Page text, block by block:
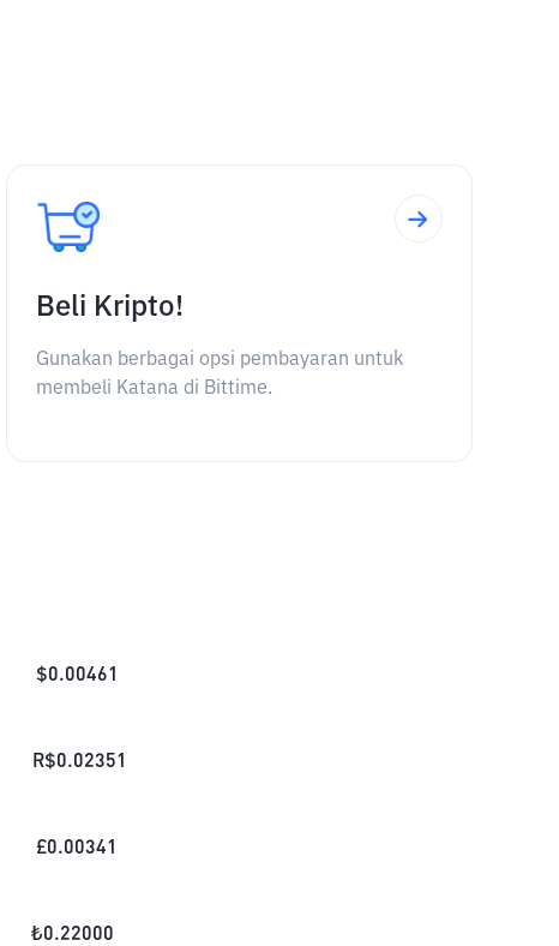
Beli Kripto!
Gunakan berbagai opsi pembayaran untuk
membeli Katana di Bittime.
$0.00461
R$0.02351
£0.00341
₺0.22000